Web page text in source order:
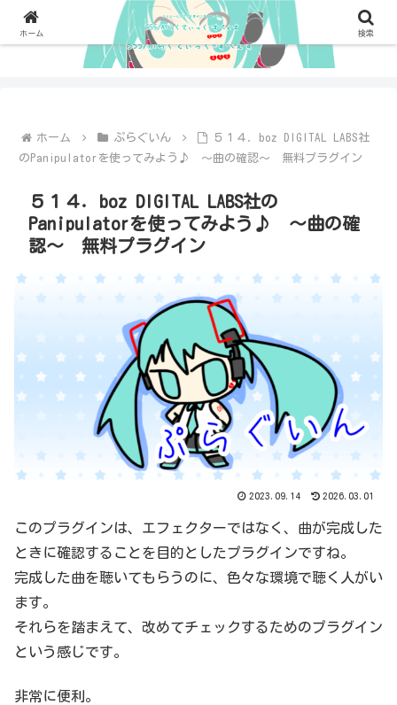
ホーム ぷらぐいん
５１４．boz DIGITAL LABS社
のPanipulatorを使ってみよう♪ ～曲の確認～ 無料プラグイン
５１４．boz DIGITAL LABS社の
Panipulatorを使ってみよう♪ ～曲の確
認～ 無料プラグイン
2023.09.14 2026.03.01
このプラグインは、エフェクターではなく、曲が完成した
ときに確認することを目的としたプラグインですね。
完成した曲を聴いてもらうのに、色々な環境で聴く人がい
ます。
それらを踏まえて、改めてチェックするためのプラグイン
という感じです。
非常に便利。
ホーム 検索